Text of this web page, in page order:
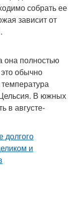
собрать ее
зависит от
она полностью
обычно
В южных
в августе-